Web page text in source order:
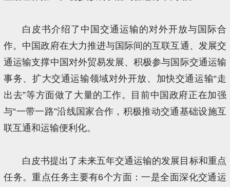
白皮书介绍了中国交通运输的对外开放与国际合
作。中国政府在大力推进与国际间的互联互通、发展交
通运输支撑中国对外贸易发展、积极参与国际交通运输
事务、扩大交通运输领域对外开放、加快交通运输“走
出去”等方面做了大量的工作。目前中国政府正在加强
与“一带一路”沿线国家合作，积极推动交通基础设施互
联互通和运输便利化。
白皮书提出了未来五年交通运输的发展目标和重点
任务。重点任务主要有6个方面：一是全面深化交通运